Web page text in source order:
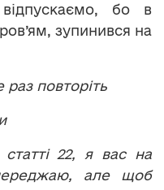
бо в
зупинився на
повторіть
статті 22, я вас на
але щоб